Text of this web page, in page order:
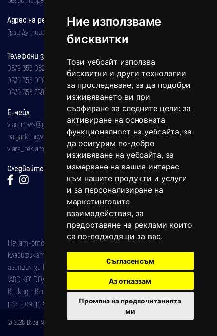
Ние използваме
бисквитки
Този уебсайт използва
бисквитки и други технологии
за проследяване, за да подобри
изживяването ви при
сърфиране за следните цели: за
активиране на основната
функционалност на уебсайта, за
да осигурим по-добро
изживяване на уебсайта, за
измерване на вашия интерес
към нашите продукти и услуги
и за персонализиране на
маркетинговите
взаимодействия, за
предоставяне на реклами които
са по-подходящи за вас.
Съгласен съм
Аз отказвам
Промяна на предпочитанията
ми
Адрес на редакцията
Град Дупница, ул.''Христо Ботев" 43
Телефони за реклама и абонаменти
0879 356 082
0879 356 098
0879 356 289
Е-мейл
viaranews@gmail.com
balgarkanews@gmail.com
viara_reklama@mail.bg
Следвайте ни:
Печатното издание на вестника е регистрирано в националния
класификатор на печатните издания (Българска национална
агенция за ISSN) под номер: ISSN 1312-4722.
"АВС КО" ООД е притежател на марката: Вяра информационен
всекидневник на югозападна България, със свидетелство за марка
рег. номер: 47857/11.05.2004 година.
© 2026 Вяра News Всички права запазени!